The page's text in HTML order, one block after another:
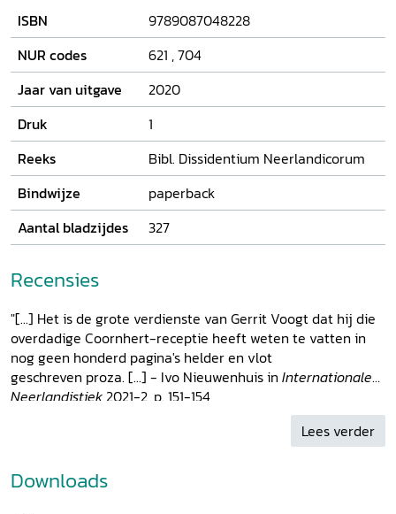
Trial of the Killing of Heretics(1590), were rooted in his
spiritualist belief system. He found inspiration in other
protagonists of religious freedom, such as Sebastian Franck
and Castellio, but his ideas were uniquely Coornhertian. He
possessed an unrelenting drive to combat constraint, and
regarded himself as "God's battering ram, meant to break
down the prison of men's conscience".
ISBN
9789087048228
NUR codes
621 ,704
Jaar van uitgave
2020
Druk
1
Reeks
Bibl. Dissidentium Neerlandicorum
Bindwijze
paperback
Aantal bladzijdes
327
Recensies
"[...] Het is de grote verdienste van Gerrit Voogt dat hij die
overdadige Coornhert-receptie heeft weten te vatten in
nog geen honderd pagina's helder en vlot
geschreven proza. [...] - Ivo Nieuwenhuis in Internationale
Neerlandistiek 2021-2, p. 151-154
Lees verder
Downloads